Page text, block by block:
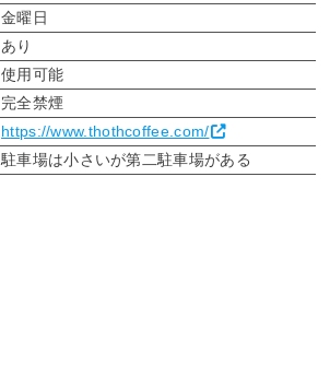
金曜日
あり
使用可能
完全禁煙
https://www.thothcoffee.com/
駐車場は小さいが第二駐車場がある